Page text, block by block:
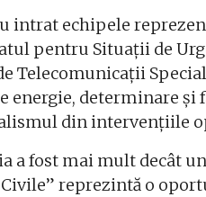
intrat echipele
pentru Situații de
Telecomunicații
energie, determinare și
din intervențiile
a fost mai mult decât
reprezintă o